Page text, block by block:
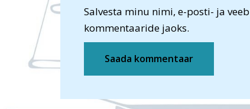
Salvesta minu nimi, e-posti- ja
kommentaaride jaoks.